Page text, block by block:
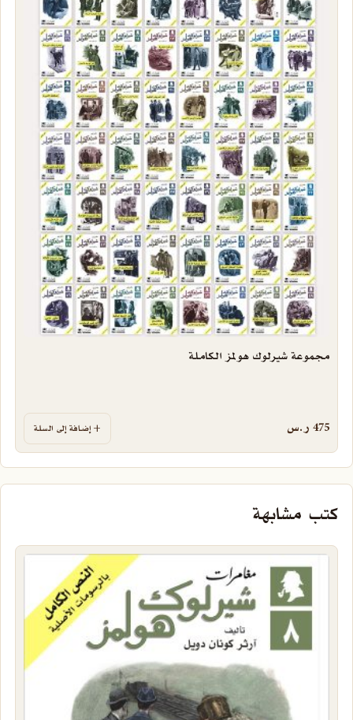
مجموعة شيرلوك هولمز الكاملة
475 ر.س إضافة إلى السلة
كتب مشابهة